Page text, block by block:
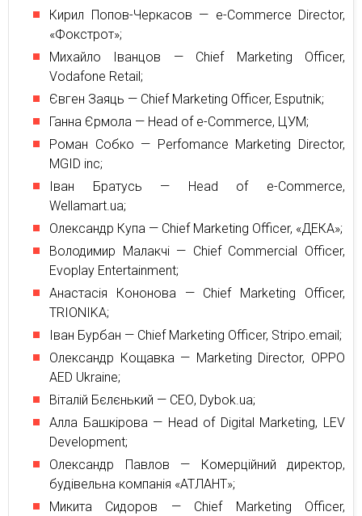
Кирил Попов-Черкасов — e-Commerce Director,
«Фокстрот»;
Михайло Іванцов — Chief Marketing Officer,
Vodafone Retail;
Євген Заяць — Chief Marketing Officer, Esputnik;
Ганна Єрмола — Head of e-Commerce, ЦУМ;
Роман Собко — Perfomance Marketing Director,
MGID inc;
Іван Братусь — Head of e-Commerce,
Wellamart.ua;
Олександр Купа — Chief Marketing Officer, «ДЕКА»;
Володимир Малакчі — Chief Commercial Officer,
Evoplay Entertainment;
Анастасiя Кононова — Chief Marketing Officer,
TRIONIKA;
Iван Бурбан — Chief Marketing Officer, Stripo.email;
Олександр Кощавка — Marketing Director, OPPO
AED Ukraine;
Віталій Бєлєнький — СЕО, Dybok.ua;
Алла Башкiрова — Head of Digital Marketing, LEV
Development;
Олександр Павлов — Комерційний директор,
будівельна компанія «АТЛАНТ»;
Микита Сидоров — Chief Marketing Officer,